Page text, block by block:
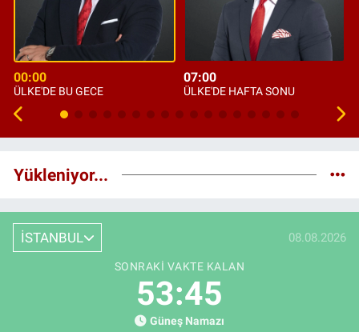
00:00
ÜLKE'DE BU GECE
07:00
ÜLKE'DE HAFTA SONU
Yükleniyor...
İSTANBUL 08.08.2026
SONRAKI VAKTE KALAN
53:44
Güneş Namazı